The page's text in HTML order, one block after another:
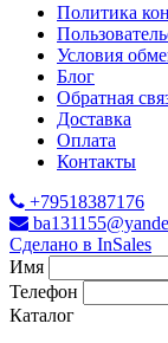
Политика
Условия
Блог
Обратная
Доставка
Оплата
Контакты
+79518387176
Сделано в InSales
Имя
Телефон
Каталог